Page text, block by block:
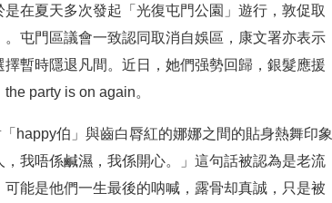
在夏天多次發起「光復屯門公園」遊行，敦促取
屯門區議會一致認同取消自娛區，康文署亦表示
暫時隱退凡間。近日，她們强勢回歸，銀髮應援
party is on again。
happy伯」與齒白脣紅的娜娜之間的貼身熱舞印象
我唔係鹹濕，我係開心。」這句話被認為是老流
能是他們一生最後的呐喊，露骨却真誠，只是被